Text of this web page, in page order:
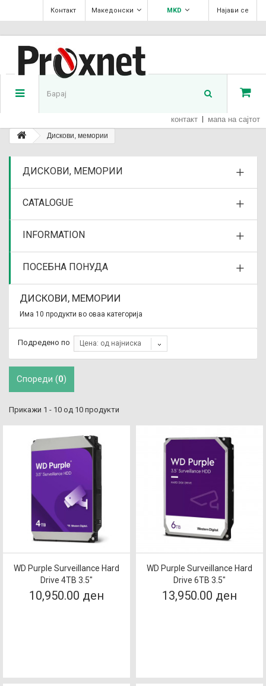
Најави се
MKD
Македонски
Контакт
контакт мапа на сајтот
Дискови, мемории
ДИСКОВИ, МЕМОРИИ
CATALOGUE
INFORMATION
ПОСЕБНА ПОНУДА
ДИСКОВИ, МЕМОРИИ
Има 10 продукти во оваа категорија
Подредено по Цена: од најниска
Спореди (0)
Прикажи 1 - 10 од 10 продукти
WD Purple Surveillance Hard
Drive 4TB 3.5"
10,950.00 ден
WD Purple Surveillance Hard
Drive 6TB 3.5"
13,950.00 ден